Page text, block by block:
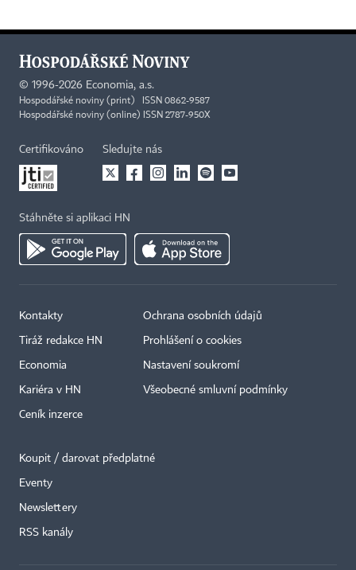
© 1996-2026 Economia, a.s.
Hospodářské noviny (print) ISSN 0862-9587
Hospodářské noviny (online) ISSN 2787-950X
Certifikováno Sledujte nás
Stáhněte si aplikaci HN
Kontakty
Tiráž redakce HN
Economia
Kariéra v HN
Ceník inzerce
Ochrana osobních údajů
Prohlášení o cookies
Nastavení soukromí
Všeobecné smluvní podmínky
Koupit / darovat předplatné
Eventy
Newslettery
RSS kanály